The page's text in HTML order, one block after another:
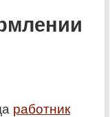
работник